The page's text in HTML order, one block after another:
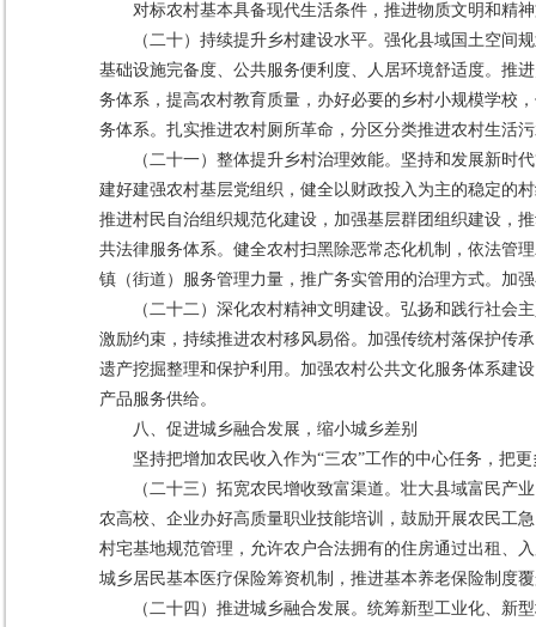
对标农村基本具备现代生活条件，推进物质文明和精
（二十）持续提升乡村建设水平。强化县域国土空
基础设施完备度、公共服务便利度、人居环境舒适度。推
务体系，提高农村教育质量，办好必要的乡村小规模学校
务体系。扎实推进农村厕所革命，分区分类推进农村生活
（二十一）整体提升乡村治理效能。坚持和发展新时
建好建强农村基层党组织，健全以财政投入为主的稳定的
推进村民自治组织规范化建设，加强基层群团组织建设，
共法律服务体系。健全农村扫黑除恶常态化机制，依法管
镇（街道）服务管理力量，推广务实管用的治理方式。加
（二十二）深化农村精神文明建设。弘扬和践行社
激励约束，持续推进农村移风易俗。加强传统村落保护传
遗产挖掘整理和保护利用。加强农村公共文化服务体系建
产品服务供给。
八、促进城乡融合发展，缩小城乡差别
坚持把增加农民收入作为“三农”工作的中心任务，把
（二十三）拓宽农民增收致富渠道。壮大县域富民
农高校、企业办好高质量职业技能培训，鼓励开展农民工
村宅基地规范管理，允许农户合法拥有的住房通过出租、
城乡居民基本医疗保险筹资机制，推进基本养老保险制度
（二十四）推进城乡融合发展。统筹新型工业化、